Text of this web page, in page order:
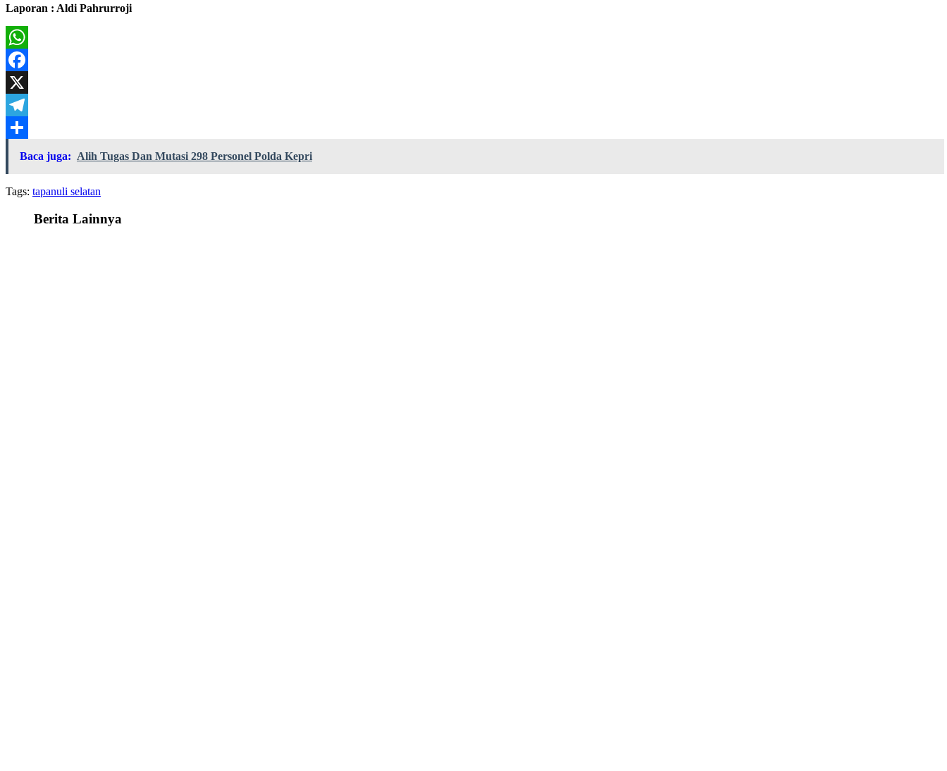
Laporan : Aldi Pahrurroji
WhatsApp
Facebook
X
Telegram
Share
Baca juga: Alih Tugas Dan Mutasi 298 Personel Polda Kepri
Tags: tapanuli selatan
Berita Lainnya